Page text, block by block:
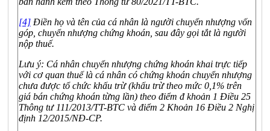
[4] Điền họ và tên của cá nhân là người chuyển nhượng vốn
góp, chuyển nhượng chứng khoán, sau đây gọi tắt là người
nộp thuế.
Lưu ý: Cá nhân chuyển nhượng chứng khoán khai trực tiếp
với cơ quan thuế là cá nhân có chứng khoán chuyển nhượng
chưa được tổ chức khấu trừ (khấu trừ theo mức 0,1% trên
giá bán chứng khoán từng lần) theo điểm đ khoản 1 Điều 25
Thông tư 111/2013/TT-BTC và điểm 2 Khoản 16 Điều 2 Nghị
định 12/2015/NĐ-CP.